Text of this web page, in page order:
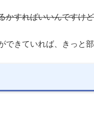
かすればいいんですけ
きていれば、きっと部